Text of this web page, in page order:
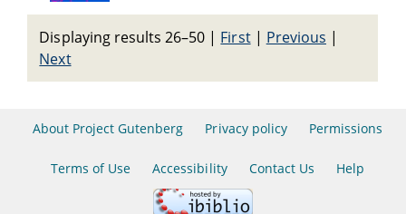
Displaying results 26–50 | First| Previous |
Next
About Project Gutenberg Privacy policy Permissions
Terms of Use Accessibility Contact Us Help